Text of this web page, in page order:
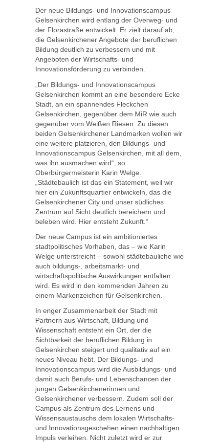
Der neue Bildungs- und Innovationscampus
Gelsenkirchen wird entlang der Overweg- und
der Florastraße entwickelt. Er zielt darauf ab,
die Gelsenkirchener Angebote der beruflichen
Bildung deutlich zu verbessern und mit
Angeboten der Wirtschafts- und
Innovationsförderung zu verbinden.
„Der Bildungs- und Innovationscampus
Gelsenkirchen kommt an eine besondere Ecke
Stadt, an ein spannendes Fleckchen
Gelsenkirchen, gegenüber dem MiR wie auch
gegenüber vom Weißen Riesen. Zu diesen
beiden Gelsenkirchener Landmarken wollen wir
eine weitere platzieren, den Bildungs- und
Innovationscampus Gelsenkirchen, mit all dem,
was ihn ausmachen wird“, so
Oberbürgermeisterin Karin Welge.
„Städtebaulich ist das ein Statement, weil wir
hier ein Zukunftsquartier entwickeln, das die
Gelsenkirchener City und unser südliches
Zentrum auf Sicht deutlich bereichern und
beleben wird. Hier entsteht Zukunft.“
Der neue Campus ist ein ambitioniertes
stadtpolitisches Vorhaben, das – wie Karin
Welge unterstreicht – sowohl städtebauliche wie
auch bildungs-, arbeitsmarkt- und
wirtschaftspolitische Auswirkungen entfalten
wird. Es wird in den kommenden Jahren zu
einem Markenzeichen für Gelsenkirchen.
In enger Zusammenarbeit der Stadt mit
Partnern aus Wirtschaft, Bildung und
Wissenschaft entsteht ein Ort, der die
Sichtbarkeit der beruflichen Bildung in
Gelsenkirchen steigert und qualitativ auf ein
neues Niveau hebt. Der Bildungs- und
Innovationscampus wird die Ausbildungs- und
damit auch Berufs- und Lebenschancen der
jungen Gelsenkirchenerinnen und
Gelsenkirchener verbessern. Zudem soll der
Campus als Zentrum des Lernens und
Wissensaustauschs dem lokalen Wirtschafts-
und Innovationsgeschehen einen nachhaltigen
Impuls verleihen. Nicht zuletzt wird er zur